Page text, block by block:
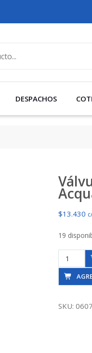
DESPACHOS
$13.430
19
Válvula
Bola
Gas
1
SKU: